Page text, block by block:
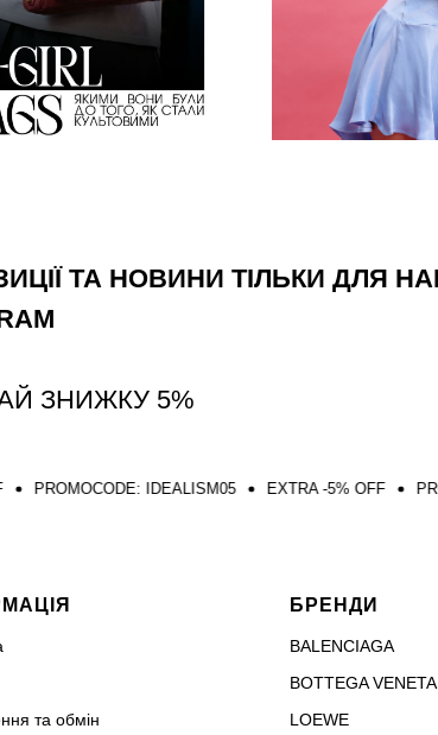
ТА НОВИНИ ТІЛЬКИ ДЛЯ
ЗНИЖКУ 5%
IDEALISM05 EXTRA -5% OFF PROMOCODE:
та обмін
БРЕНДИ
BALENCIAGA
BOTTEGA VENETA
LOEWE